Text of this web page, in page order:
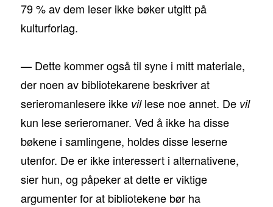
79 % av dem leser ikke bøker utgitt på
kulturforlag.
— Dette kommer også til syne i mitt materiale,
der noen av bibliotekarene beskriver at
serieromanlesere ikke villese noe annet. De vil
kun lese serieromaner. Ved å ikke ha disse
bøkene i samlingene, holdes disse leserne
utenfor. De er ikke interessert i alternativene,
sier hun, og påpeker at dette er viktige
argumenter for at bibliotekene bør ha